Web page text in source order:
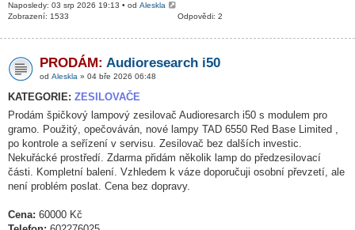
Naposledy: 03 srp 2026 19:13 • od Aleskla
Odpovědi: 2
Zobrazení: 1533
PRODÁM: Audioresearch i50
od Aleskla » 04 bře 2026 06:48
KATEGORIE: ZESILOVAČE
Prodám špičkový lampový zesilovač Audioresarch i50 s modulem pro
gramo. Použitý, opečováván, nové lampy TAD 6550 Red Base Limited ,
po kontrole a seřízení v servisu. Zesilovač bez dalších investic.
Nekuřácké prostředí. Zdarma přidám několik lamp do předzesilovací
části. Kompletní balení. Vzhledem k váze doporučuji osobní převzetí, ale
není problém poslat. Cena bez dopravy.
Cena: 60000 Kč